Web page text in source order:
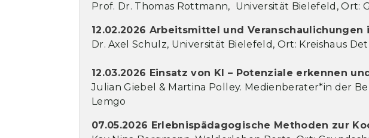
Prof. Dr. Thomas Rottmann, Universität Bielefeld, Ort:
12.02.2026 Arbeitsmittel und
Dr. Axel Schulz, Universität Bielefeld, Ort: Kreishaus
12.03.2026 Einsatz von KI – Potenziale erkennen
Julian Giebel & Martina Polley. Medienberater*in der
Lemgo
07.05.2026 Erlebnispädagogische Methoden zur